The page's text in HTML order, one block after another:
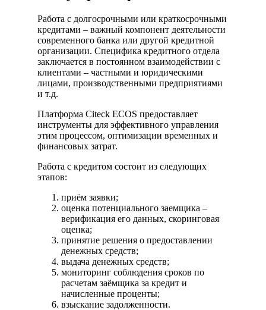
Работа с долгосрочными или краткосрочными
кредитами – важный компонент деятельности
современного банка или другой кредитной
организации. Специфика кредитного отдела
заключается в постоянном взаимодействии с
клиентами – частными и юридическими
лицами, производственными предприятиями
и т.д.
Платформа Citeck ECOS предоставляет
инструменты для эффективного управления
этим процессом, оптимизации временных и
финансовых затрат.
Работа с кредитом состоит из следующих
этапов:
приём заявки;
оценка потенциального заемщика –
верификация его данных, скоринговая
оценка;
принятие решения о предоставлении
денежных средств;
выдача денежных средств;
мониторинг соблюдения сроков по
расчетам заёмщика за кредит и
начисленные проценты;
взыскание задолженности.